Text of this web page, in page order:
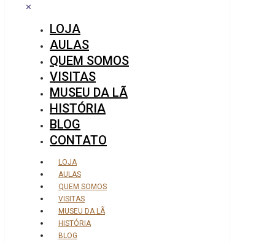
✕
LOJA
AULAS
QUEM SOMOS
VISITAS
MUSEU DA LÃ
HISTÓRIA
BLOG
CONTATO
LOJA
AULAS
QUEM SOMOS
VISITAS
MUSEU DA LÃ
HISTÓRIA
BLOG